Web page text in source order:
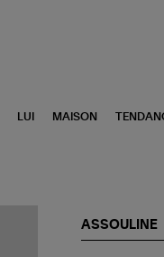
LUI MAISON
ASSOULINE